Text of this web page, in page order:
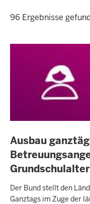
96 Ergebnisse
Ausbau
Grundschulalter
Der Bund stellt den
Ganztags im Zuge der